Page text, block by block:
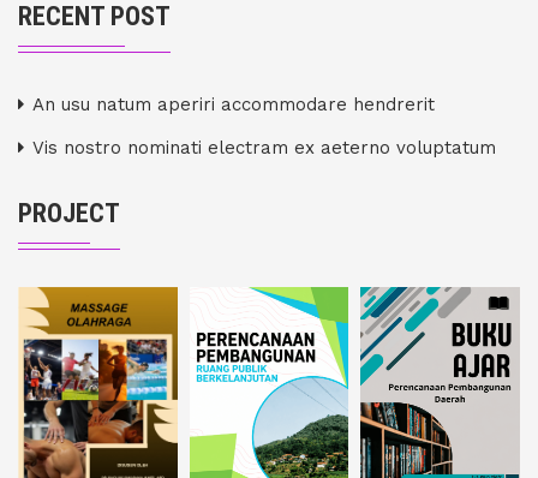
RECENT POST
An usu natum aperiri accommodare hendrerit
Vis nostro nominati electram ex aeterno voluptatum
PROJECT